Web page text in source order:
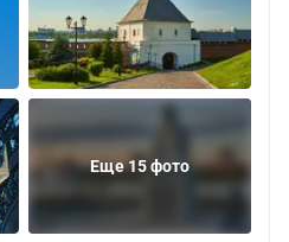
Еще 15 фото